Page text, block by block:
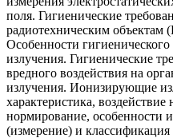
поля. Гигиенические
радиотехническим объектам
Особенности
излучения. Гигиенические
вредного воздействия на
излучения. Ионизирующие
характеристика, воздействие
нормирование, особенности
(измерение) и классификация